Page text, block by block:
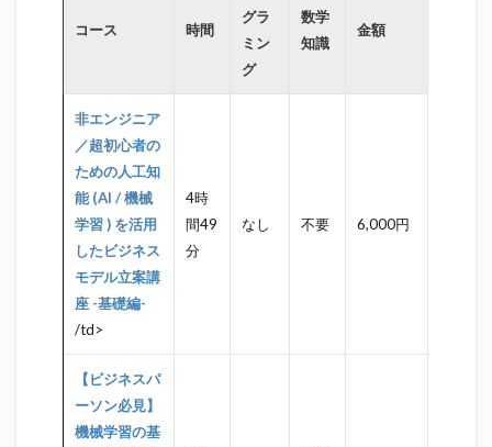
コース 時間
グラ
ミン
グ
数学
知識
金額
非エンジニア
／超初心者の
ための人工知
能 (AI / 機械
学習 ) を活用
したビジネス
モデル立案講
座 -基礎編-
/td>
4時
間49
分
なし 不要 6,000円
【ビジネスパ
ーソン必見】
機械学習の基